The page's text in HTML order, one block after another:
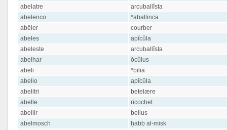
abelatre
arcuballĭsta
abelenco
*aballinca
abêler
courber
abeles
apĭcŭla
abeleste
arcuballĭsta
abelhar
ŏcŭlus
abẹli
*bilia
abelio
apĭcŭla
abelitri
betelære
abelle
ricochet
abellir
bellus
abelmosch
ḥabb al-misk